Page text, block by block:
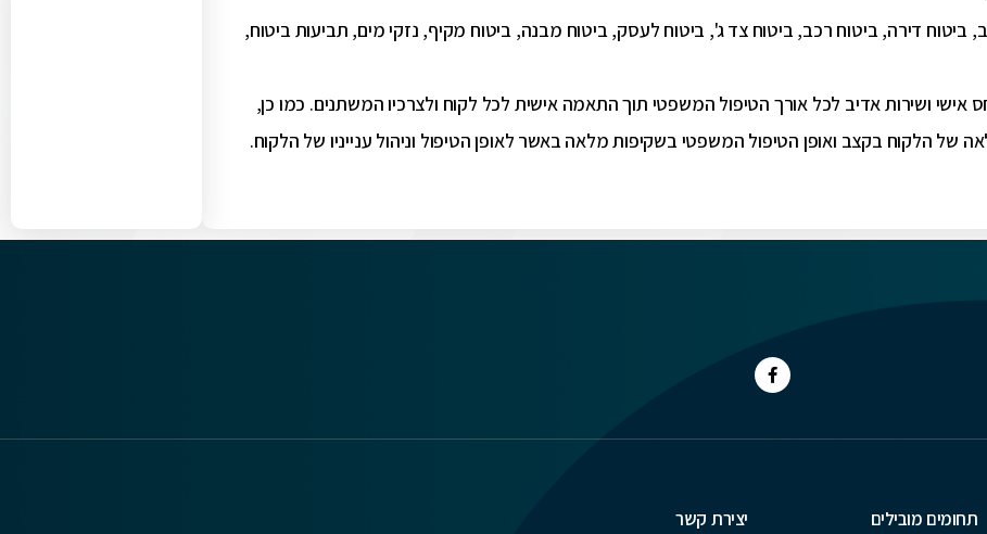
ביטוח דירה, ביטוח רכב, ביטוח צד ג', ביטוח לעסק, ביטוח מבנה, ביטוח מקיף, נזקי מים, תביעות ביטוח,
אישי ושירות אדיב לכל אורך הטיפול המשפטי תוך התאמה אישית לכל לקוח ולצרכיו המשתנים. כמו כן,
של הלקוח בקצב ואופן הטיפול המשפטי בשקיפות מלאה באשר לאופן הטיפול וניהול ענייניו של הלקוח.
תחומים מובילים יצירת קשר